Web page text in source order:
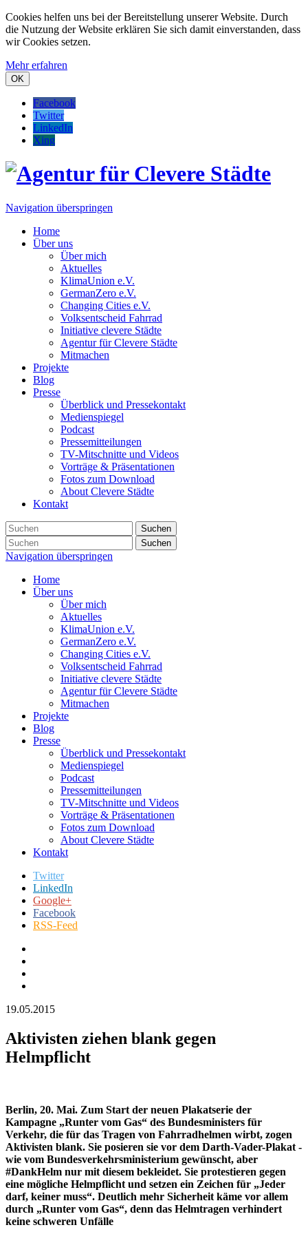
Cookies helfen uns bei der Bereitstellung unserer Website. Durch
die Nutzung der Website erklären Sie sich damit einverstanden, dass
wir Cookies setzen.
Mehr erfahren
OK
Facebook
Twitter
LinkedIn
Xing
Navigation überspringen
Home
Über uns
Über mich
Aktuelles
KlimaUnion e.V.
GermanZero e.V.
Changing Cities e.V.
Volksentscheid Fahrrad
Initiative clevere Städte
Agentur für Clevere Städte
Mitmachen
Projekte
Blog
Presse
Überblick und Pressekontakt
Medienspiegel
Podcast
Pressemitteilungen
TV-Mitschnitte und Videos
Vorträge & Präsentationen
Fotos zum Download
About Clevere Städte
Kontakt
Suchen
Suchen
Navigation überspringen
Home
Über uns
Über mich
Aktuelles
KlimaUnion e.V.
GermanZero e.V.
Changing Cities e.V.
Volksentscheid Fahrrad
Initiative clevere Städte
Agentur für Clevere Städte
Mitmachen
Projekte
Blog
Presse
Überblick und Pressekontakt
Medienspiegel
Podcast
Pressemitteilungen
TV-Mitschnitte und Videos
Vorträge & Präsentationen
Fotos zum Download
About Clevere Städte
Kontakt
Twitter
LinkedIn
Google+
Facebook
RSS-Feed
19.05.2015
Aktivisten ziehen blank gegen
Helmpflicht
Berlin, 20. Mai. Zum Start der neuen Plakatserie der
Kampagne „Runter vom Gas“ des Bundesministers für
Verkehr, die für das Tragen von Fahrradhelmen wirbt, zogen
Aktivisten blank. Sie posieren sie vor dem Darth-Vader-Plakat -
wie vom Bundesverkehrsministerium gewünscht, aber
#DankHelm nur mit diesem bekleidet. Sie protestieren gegen
eine mögliche Helmpflicht und setzen ein Zeichen für „Jeder
darf, keiner muss“. Deutlich mehr Sicherheit käme vor allem
durch „Runter vom Gas“, denn das Helmtragen verhindert
keine schweren Unfälle